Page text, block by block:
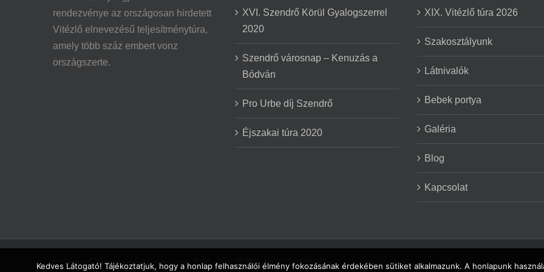
rendezvénye az országosan hirdetett
Vitézlő elnevezésű teljesítménytúra,
amely több száz embert vonz
országszerte.
XVI. Szendrő Körül Gyalogszerrel
2020
Szendrő városnap – Kenuzás a
Bódván
Pro Urbe díj Szendrő
Éjszakai túra 2020
XIX. Vitézlő túra 2026
Szakosztályunk
Látnivalók
Bebek portya
Galéria
Blog
Kapcsolat
© Szendrői Természetjáró Szakosztály 2026 | JÓL JÁRSZ, HA JÓT JÁRSZ!
Kedves Látogató! Tájékoztatjuk, hogy a honlap felhasználói élmény fokozásának érdekében sütiket alkalmazunk. A honlapunk